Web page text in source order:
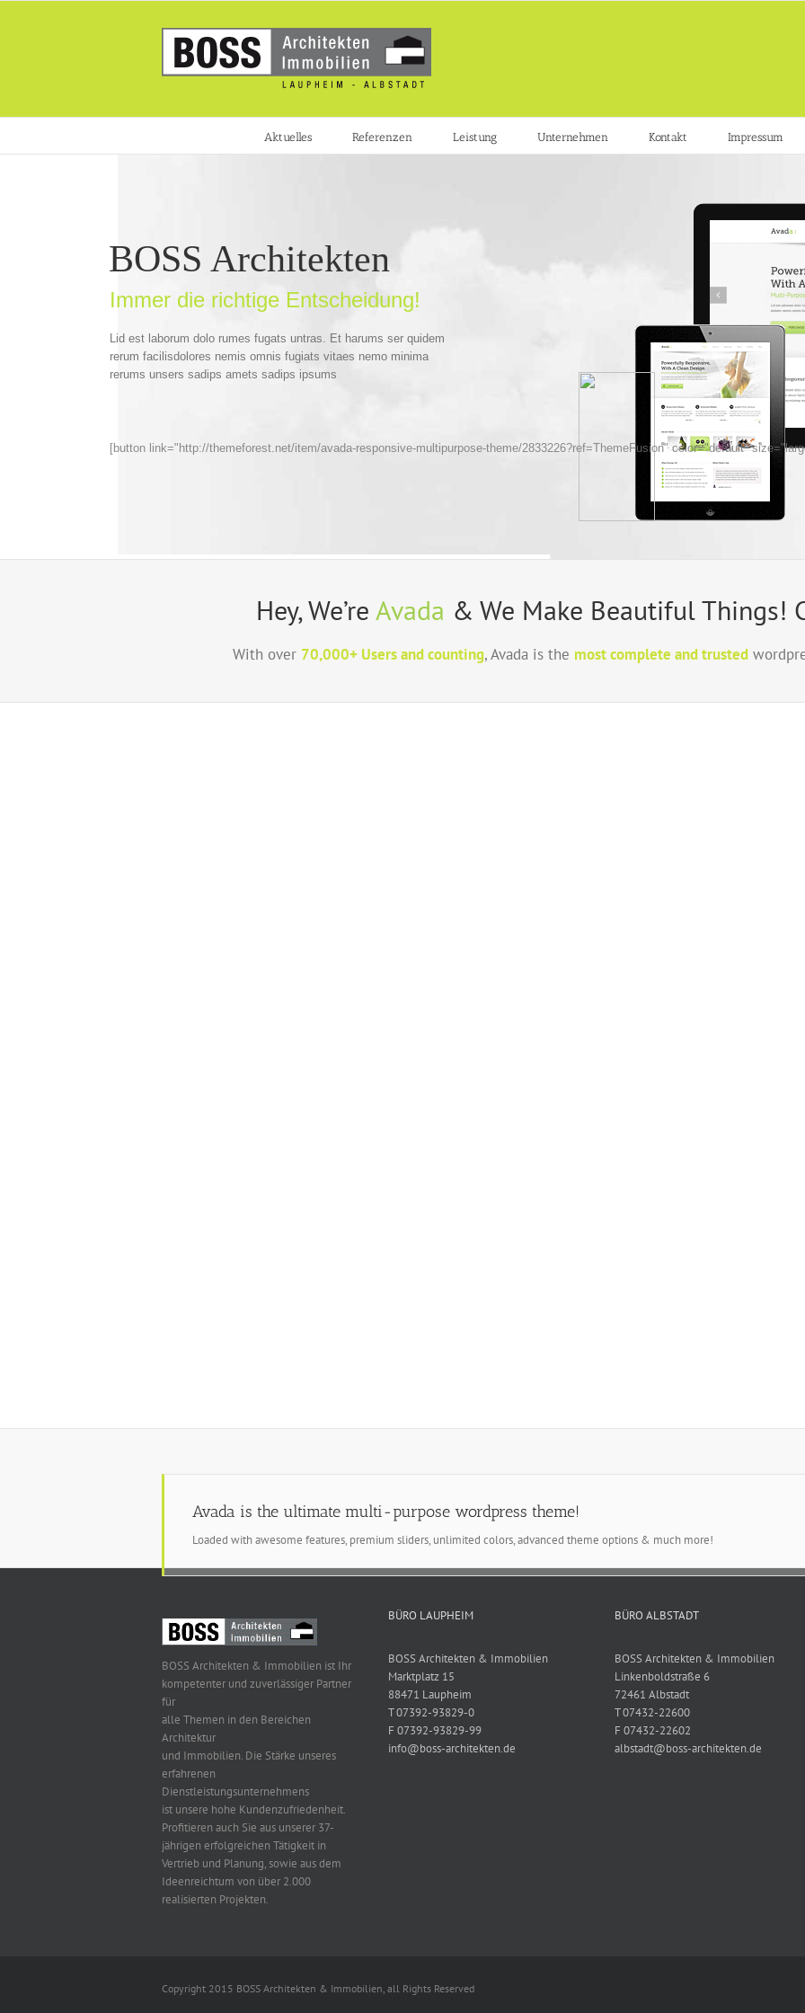
Aktuelles Referenzen Leistung Unternehmen Kontakt Impressum
BOSS Architekten
Immer die richtige Entscheidung!
Lid est laborum dolo rumes fugats untras. Et harums ser quidem
rerum facilisdolores nemis omnis fugiats vitaes nemo minima
rerums unsers sadips amets sadips ipsums
[button link="http://themeforest.net/item/avada-responsive-multipurpose-theme/2833226?ref=ThemeFusion" color="default"
Hey, We’re Avada & We Make Beautiful Things!
With over 70,000+ Users and counting, Avada is the most complete and trusted
Avada is the ultimate multi-purpose wordpress theme!
Loaded with awesome features, premium sliders, unlimited colors, advanced theme options & much more!
BOSS Architekten & Immobilien ist Ihr
kompetenter und zuverlässiger Partner
für
alle Themen in den Bereichen
Architektur
und Immobilien. Die Stärke unseres
erfahrenen
Dienstleistungsunternehmens
ist unsere hohe Kundenzufriedenheit.
Profitieren auch Sie aus unserer 37-
jährigen erfolgreichen Tätigkeit in
Vertrieb und Planung, sowie aus dem
Ideenreichtum von über 2.000
realisierten Projekten.
BÜRO LAUPHEIM
BOSS Architekten & Immobilien
Marktplatz 15
88471 Laupheim
T 07392-93829-0
F 07392-93829-99
info@boss-architekten.de
BÜRO ALBSTADT
BOSS Architekten & Immobilien
Linkenboldstraße 6
72461 Albstadt
T 07432-22600
F 07432-22602
albstadt@boss-architekten.de
Copyright 2015 BOSS Architekten & Immobilien, all Rights Reserved